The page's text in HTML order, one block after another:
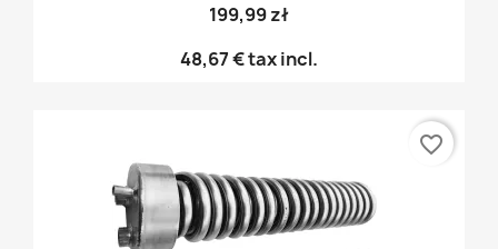
199,99 zł
48,67 €tax incl.
favorite_border